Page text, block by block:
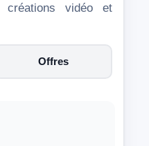
créations vidéo et
Offres